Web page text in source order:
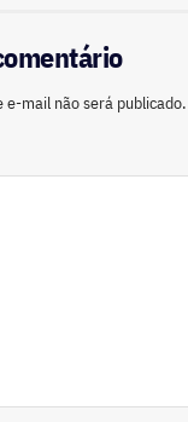
e-mail não será publicado.